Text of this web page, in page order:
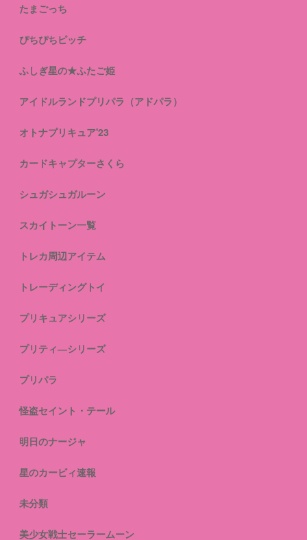
たまごっち
ぴちぴちピッチ
ふしぎ星の★ふたご姫
アイドルランドプリパラ（アドパラ）
オトナプリキュア'23
カードキャプターさくら
シュガシュガルーン
スカイトーン一覧
トレカ周辺アイテム
トレーディングトイ
プリキュアシリーズ
プリティ―シリーズ
プリパラ
怪盗セイント・テール
明日のナージャ
星のカービィ速報
未分類
美少女戦士セーラームーン